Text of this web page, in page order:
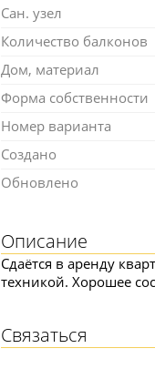
Сан. узел
Количество балконов
Дом, материал
Форма собственности
Номер варианта
Создано
Обновлено
Описание
Сдаётся в аренду
техникой. Хорошее
Связаться